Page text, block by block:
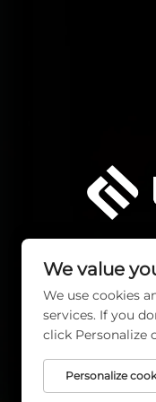
We value
We use cookies
services. If you
click Personalize
Personalize